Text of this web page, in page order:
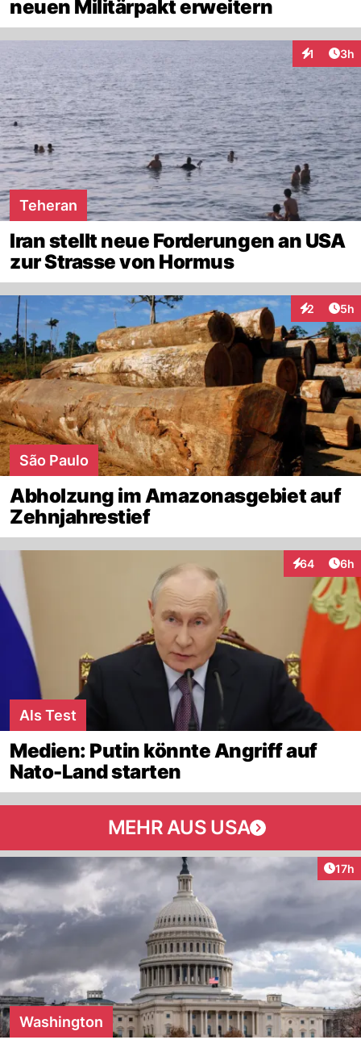
neuen Militärpakt erweitern
1 3h
Teheran
Iran stellt neue Forderungen an USA
zur Strasse von Hormus
2 5h
São Paulo
Abholzung im Amazonasgebiet auf
Zehnjahrestief
64
Interaktionen
6h
Als Test
Medien: Putin könnte Angriff auf
Nato-Land starten
MEHR AUS USA
17h
Washington